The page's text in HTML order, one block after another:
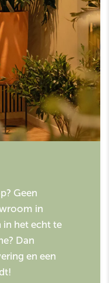
Geen
in
het echt te
Dan
en een